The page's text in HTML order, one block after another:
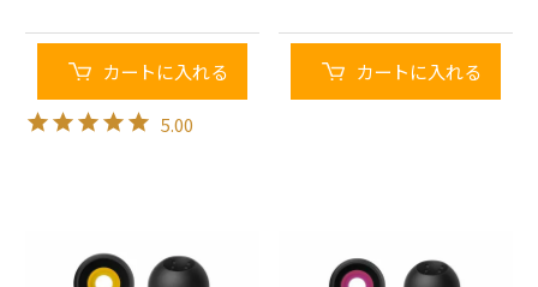
カートに入れる
5.00
カートに入れる